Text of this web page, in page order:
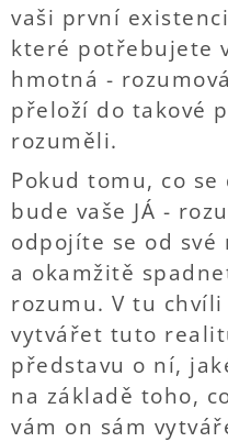
vaši první
které potřebujete
hmotná -
přeloží do takové
rozuměli.
Pokud tomu, co
bude vaše JÁ -
odpojíte se od své
a okamžitě
rozumu. V tu chvíli
vytvářet tuto
představu o ní,
na základě toho,
vám on sám